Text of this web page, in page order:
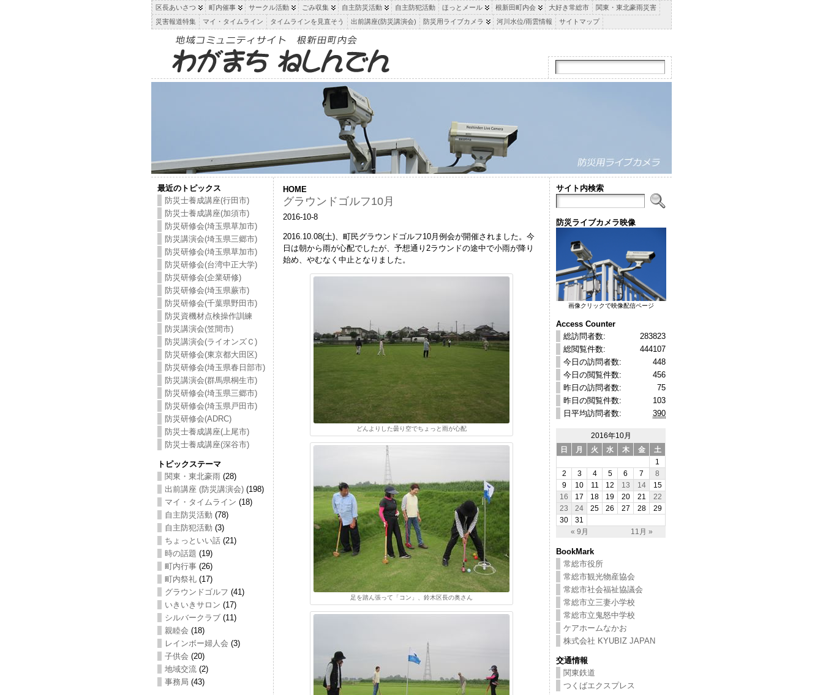
区長あいさつ 町内催事 サークル活動 ごみ収集 自主防災活動 自主防犯活動 ほっとメール 根新田町内会 大好き常総市
関東・東北豪雨災害
災害報道特集
マイ・タイムライン タイムラインを見直そう 出前講座(防災講演会) 防災用ライブカメラ 河川水位/雨雲情報 サイトマップ
最近のトピックス
防災士養成講座(行田市)
防災士養成講座(加須市)
防災研修会(埼玉県草加市)
防災講演会(埼玉県三郷市)
防災研修会(埼玉県草加市)
防災研修会(台湾中正大学)
防災研修会(企業研修)
防災研修会(埼玉県蕨市)
防災研修会(千葉県野田市)
防災資機材点検操作訓練
防災講演会(笠間市)
防災講演会(ライオンズＣ)
防災研修会(東京都大田区)
防災研修会(埼玉県春日部市)
防災講演会(群馬県桐生市)
防災研修会(埼玉県三郷市)
防災研修会(埼玉県戸田市)
防災研修会(ADRC)
防災士養成講座(上尾市)
防災士養成講座(深谷市)
トピックステーマ
関東・東北豪雨 (28)
出前講座 (防災講演会) (198)
マイ・タイムライン (18)
自主防災活動 (78)
自主防犯活動 (3)
ちょっといい話 (21)
時の話題 (19)
町内行事 (26)
町内祭礼 (17)
グラウンドゴルフ (41)
いきいきサロン (17)
シルバークラブ (11)
親睦会 (18)
レインボー婦人会 (3)
子供会 (20)
地域交流 (2)
事務局 (43)
HOME
グラウンドゴルフ10月
2016-10-8
2016.10.08(土)、町民グラウンドゴルフ10月例会が開催されました。今
日は朝から雨が心配でしたが、予想通り2ラウンドの途中で小雨が降り
始め、やむなく中止となりました。
どんよりした曇り空でちょっと雨が心配
足を踏ん張って「コン」、鈴木区長の奥さん
サイト内検索
防災ライブカメラ映像
画像クリックで映像配信ページ
Access Counter
283823
総訪問者数:
444107
総閲覧件数:
448
今日の訪問者数:
456
今日の閲覧件数:
75
昨日の訪問者数:
103
昨日の閲覧件数:
390
日平均訪問者数:
2016年10月
日
月 火 水 木 金 土
« 9月 11月 »
1
2
3 4 5 6 7
8
9
10 11 12 13 14
15
16
17 18 19 20 21
22
23
24 25 26 27 28
29
30
31
BookMark
常総市役所
常総市観光物産協会
常総市社会福祉協議会
常総市立三妻小学校
常総市立鬼怒中学校
ケアホームなかお
株式会社 KYUBIZ JAPAN
交通情報
関東鉄道
つくばエクスプレス